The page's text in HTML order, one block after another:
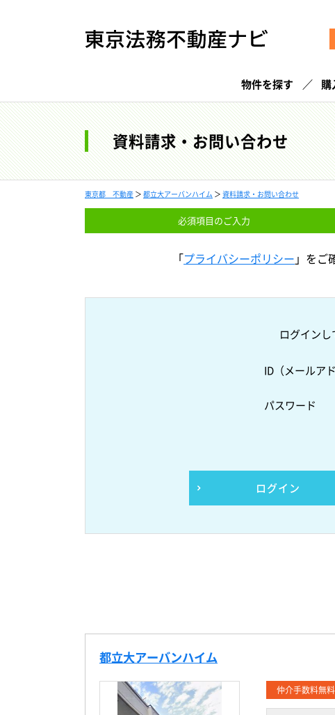
物件を探す 購
資料請求・お問い合わせ
東京都 不動産 ＞ 都立大アーバンハイム ＞ 資料請求・お問い合わせ
必須項目のご入力
「プライバシーポリシー 」をご
ログイン
ID（メールア
パスワード
ログイン
都立大アーバンハイム
仲介手数料無料